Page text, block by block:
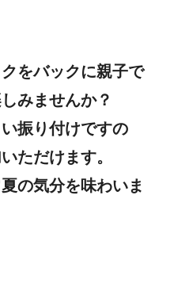
をバックに親子で
みませんか？
振り付けですの
ただけます。
の気分を味わいま